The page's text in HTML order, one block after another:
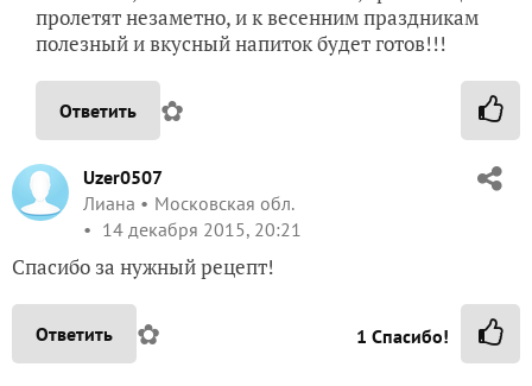
пролетят незаметно, и к весенним праздникам
полезный и вкусный напиток будет готов!!!
Ответить ✿
Uzer0507
Лиана
Московская обл.
14 декабря 2015, 20:21
Спасибо за нужный рецепт!
Ответить ✿ 1 Спасибо!